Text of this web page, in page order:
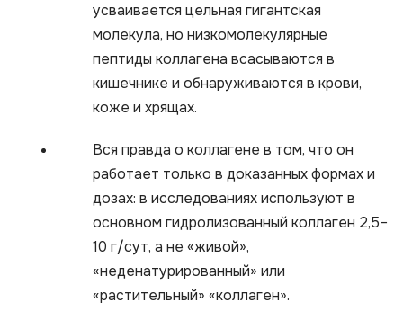
усваивается цельная гигантская
молекула, но низкомолекулярные
пептиды коллагена всасываются в
кишечнике и обнаруживаются в крови,
коже и хрящах.
Вся правда о коллагене в том, что он
работает только в доказанных формах и
дозах: в исследованиях используют в
основном гидролизованный коллаген 2,5–
10 г/сут, а не «живой»,
«неденатурированный» или
«растительный» «коллаген».